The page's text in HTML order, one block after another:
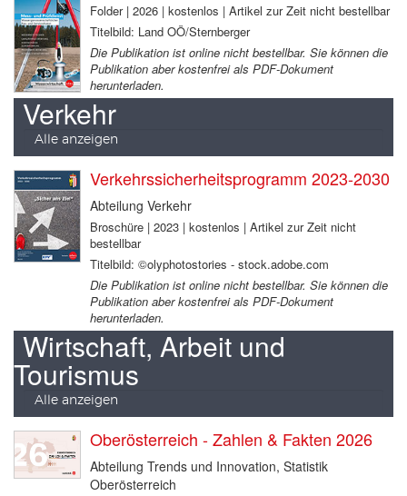
Folder | 2026 | kostenlos | Artikel zur Zeit nicht bestellbar
Titelbild: Land OÖ/Sternberger
Die Publikation ist online nicht bestellbar. Sie können die
Publikation aber kostenfrei als PDF-Dokument
herunterladen.
Verkehr
Alle anzeigen
Verkehrssicherheitsprogramm 2023-2030
Abteilung Verkehr
Broschüre | 2023 | kostenlos | Artikel zur Zeit nicht
bestellbar
Titelbild: ©olyphotostories - stock.adobe.com
Die Publikation ist online nicht bestellbar. Sie können die
Publikation aber kostenfrei als PDF-Dokument
herunterladen.
Wirtschaft, Arbeit und
Tourismus
Alle anzeigen
Oberösterreich - Zahlen & Fakten 2026
Abteilung Trends und Innovation, Statistik
Oberösterreich